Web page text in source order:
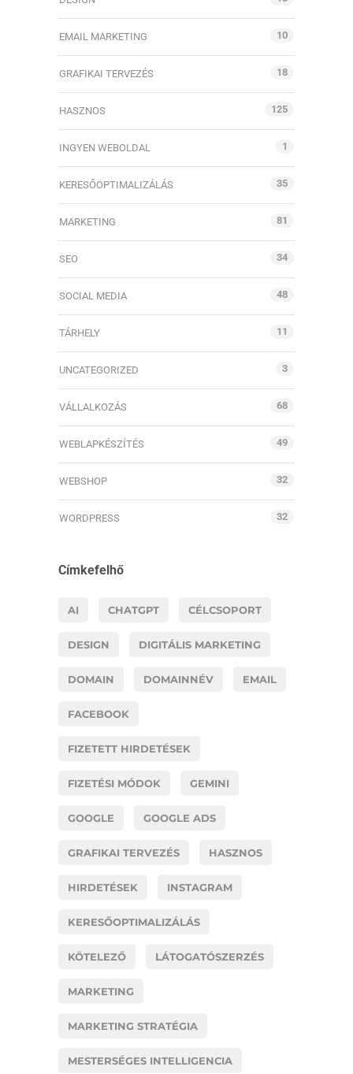
EMAIL MARKETING 10
GRAFIKAI TERVEZÉS 18
HASZNOS 125
INGYEN WEBOLDAL 1
KERESŐOPTIMALIZÁLÁS 35
MARKETING 81
SEO 34
SOCIAL MEDIA 48
TÁRHELY 11
UNCATEGORIZED 3
VÁLLALKOZÁS 68
WEBLAPKÉSZÍTÉS 49
WEBSHOP 32
WORDPRESS 32
Címkefelhő
AI CHATGPT CÉLCSOPORT
DESIGN DIGITÁLIS MARKETING
DOMAIN DOMAINNÉV EMAIL
FACEBOOK
FIZETETT HIRDETÉSEK
FIZETÉSI MÓDOK GEMINI
GOOGLE GOOGLE ADS
GRAFIKAI TERVEZÉS HASZNOS
HIRDETÉSEK INSTAGRAM
KERESŐOPTIMALIZÁLÁS
KÖTELEZŐ LÁTOGATÓSZERZÉS
MARKETING
MARKETING STRATÉGIA
MESTERSÉGES INTELLIGENCIA